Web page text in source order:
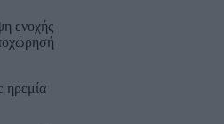
ενοχής
ηρεμία